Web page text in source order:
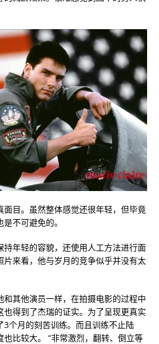
面目。虽然整体感觉还很年轻，但毕竟
不可避免的。
持年轻的容貌，还使用人工方法进行面
片来看，他与岁月的竞争似乎并没有太
其他演员一样，在拍摄电影的过程中
得到了杰瑞的证实。为了呈现更真实
3个月的刻苦训练。而且训练不止陆
也比较大。 “非常激烈，翻转、倒立等